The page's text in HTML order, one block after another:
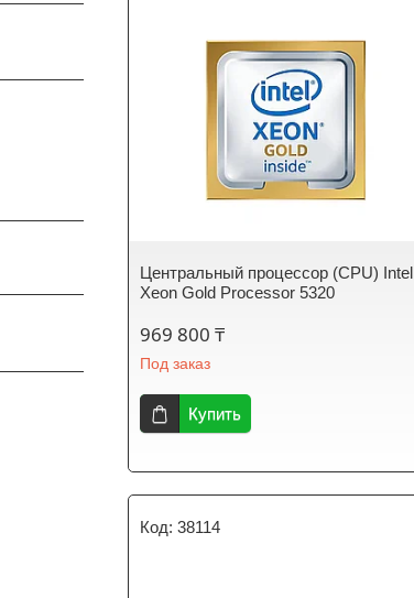
Центральный процессор (CPU) Intel
Xeon Gold Processor 5320
969 800 ₸
Под заказ
Купить
38114